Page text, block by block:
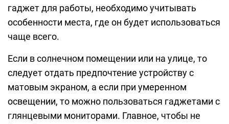
гаджет для работы, необходимо учитывать
особенности места, где он будет использоваться
чаще всего.
Если в солнечном помещении или на улице, то
следует отдать предпочтение устройству с
матовым экраном, а если при умеренном
освещении, то можно пользоваться гаджетами с
глянцевыми мониторами. Главное, чтобы не